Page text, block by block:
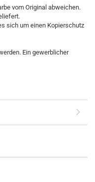
vom Original abweichen.
sich um einen Kopierschutz
Ein gewerblicher